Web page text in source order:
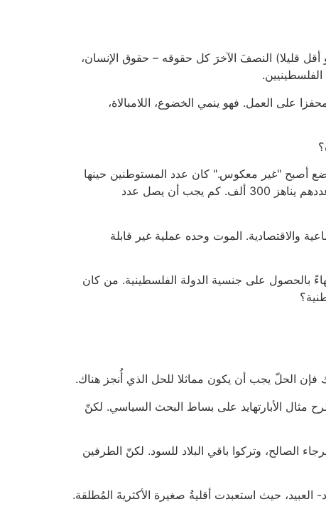
قليلا) النصفَ الآخرَ كل حقوقه – حقوق الإنسان،
على العمل. فهو ينمي الخضوع، اللامبالاة،
أصبح "غير معكوس." كان عدد المستوطنين حينها
100 ألف تقريبا (عدا سكان القدس الشرقية، الذين يشكّلون قضية بحد ذاتها، بإجماع دولي). يدّعي المستوطنون اليوم أنّ عددهم يناهز 300 ألف. كم يجب أن يصل عدد
والاقتصادية. الموت وحده عملية غير قابلة
بالحصول على جنسية الدولة الفلسطينية. من كان
فإن الحلّ يجب أن يكون مماثلا للحل الذي أُنجز هناك.
مثال الأبارتهايد على بساط البحث السياسي. لكنّ
الصالح، وتركوا باقي البلاد للسود. لكنّ الطرفين
حيث استعبدت أقليةُ صغيرة الأكثريةَ المُطلقة.